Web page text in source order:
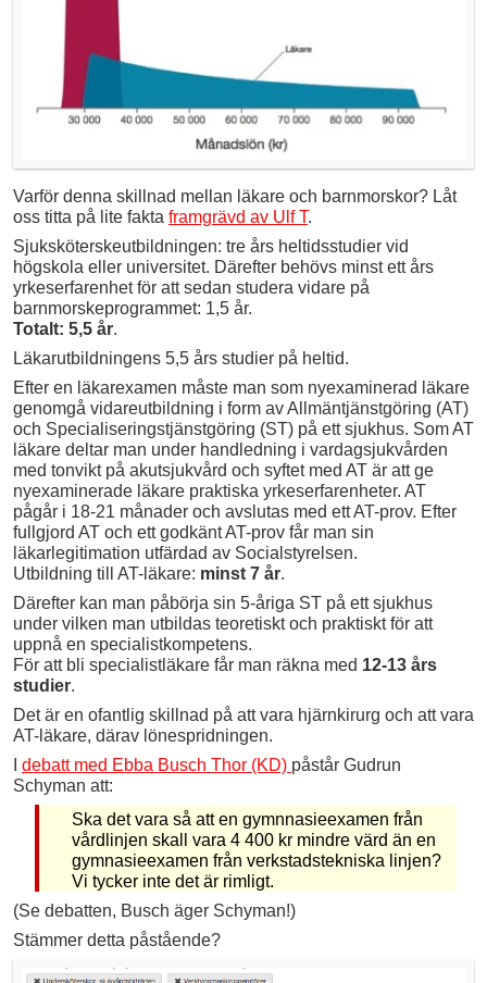
Varför denna skillnad mellan läkare och barnmorskor? Låt
oss titta på lite fakta framgrävd av Ulf T.
Sjuksköterskeutbildningen: tre års heltidsstudier vid
högskola eller universitet. Därefter behövs minst ett års
yrkeserfarenhet för att sedan studera vidare på
barnmorskeprogrammet: 1,5 år.
Totalt: 5,5 år.
Läkarutbildningens 5,5 års studier på heltid.
Efter en läkarexamen måste man som nyexaminerad läkare
genomgå vidareutbildning i form av Allmäntjänstgöring (AT)
och Specialiseringstjänstgöring (ST) på ett sjukhus. Som AT
läkare deltar man under handledning i vardagsjukvården
med tonvikt på akutsjukvård och syftet med AT är att ge
nyexaminerade läkare praktiska yrkeserfarenheter. AT
pågår i 18-21 månader och avslutas med ett AT-prov. Efter
fullgjord AT och ett godkänt AT-prov får man sin
läkarlegitimation utfärdad av Socialstyrelsen.
Utbildning till AT-läkare: minst 7 år.
Därefter kan man påbörja sin 5-åriga ST på ett sjukhus
under vilken man utbildas teoretiskt och praktiskt för att
uppnå en specialistkompetens.
För att bli specialistläkare får man räkna med 12-13 års
studier.
Det är en ofantlig skillnad på att vara hjärnkirurg och att vara
AT-läkare, därav lönespridningen.
debatt med Ebba Busch Thor (KD) påstår Gudrun
Schyman att:
Ska det vara så att en gymnnasieexamen från
vårdlinjen skall vara 4 400 kr mindre värd än en
gymnasieexamen från verkstadstekniska linjen?
Vi tycker inte det är rimligt.
(Se debatten, Busch äger Schyman!)
Stämmer detta påstående?